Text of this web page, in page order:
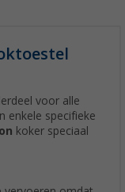
voor alle
enkele specifieke
koker speciaal